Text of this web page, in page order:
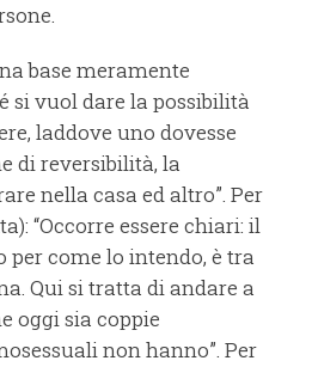
base meramente
si vuol dare la possibilità
laddove uno dovesse
di reversibilità, la
nella casa ed altro”. Per
“Occorre essere chiari: il
come lo intendo, è tra
Qui si tratta di andare a
oggi sia coppie
non hanno”. Per